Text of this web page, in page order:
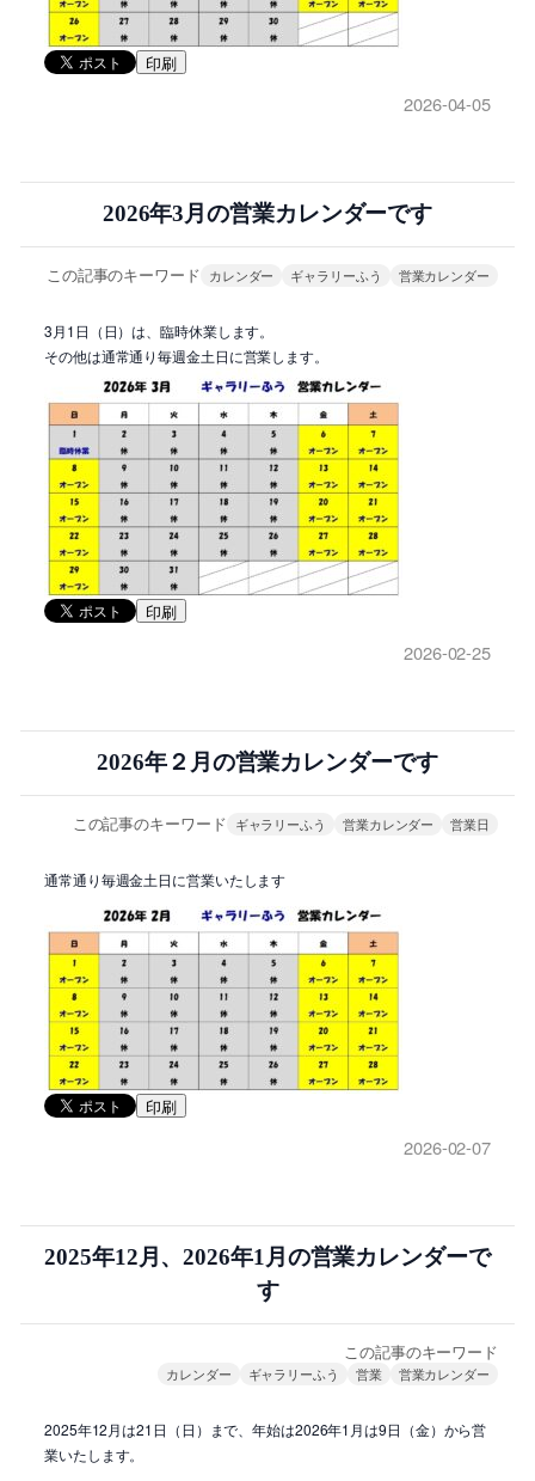
印刷
2026-04-05
2026年3月の営業カレンダーです
この記事のキーワード カレンダー ギャラリーふう 営業カレンダー
3月1日（日）は、臨時休業します。
その他は通常通り毎週金土日に営業します。
印刷
2026-02-25
2026年２月の営業カレンダーです
この記事のキーワード ギャラリーふう 営業カレンダー 営業日
通常通り毎週金土日に営業いたします
印刷
2026-02-07
2025年12月、2026年1月の営業カレンダーで
す
この記事のキーワード
カレンダー ギャラリーふう 営業 営業カレンダー
2025年12月は21日（日）まで、年始は2026年1月は9日（金）から営
業いたします。